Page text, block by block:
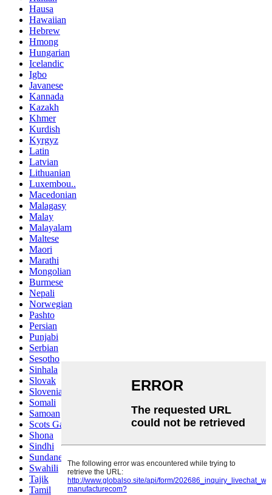
Hausa
Hawaiian
Hebrew
Hmong
Hungarian
Icelandic
Igbo
Javanese
Kannada
Kazakh
Khmer
Kurdish
Kyrgyz
Latin
Latvian
Lithuanian
Luxembou..
Macedonian
Malagasy
Malay
Malayalam
Maltese
Maori
Marathi
Mongolian
Burmese
Nepali
Norwegian
Pashto
Persian
Punjabi
Serbian
Sesotho
Sinhala
Slovak
Slovenian
Somali
Samoan
Scots Gaelic
Shona
Sindhi
Sundanese
Swahili
Tajik
Tamil